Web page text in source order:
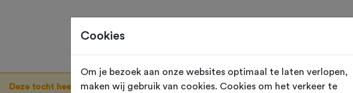
Deze tocht heeft reeds plaatsgevonden op 5-7-2026.
Cookies
Om je bezoek aan onze websites optimaal te laten verlopen,
maken wij gebruik van cookies. Cookies om het verkeer te